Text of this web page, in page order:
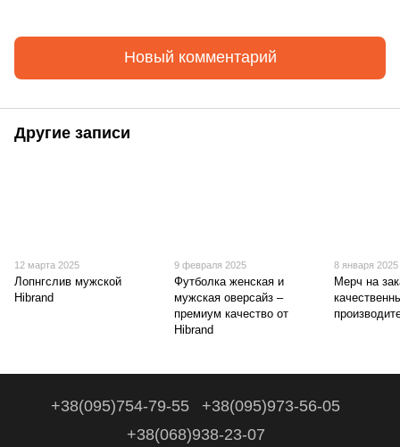
Новый комментарий
Другие записи
12 марта 2025
Лопнгслив мужской
Hibrand
9 февраля 2025
Футболка женская и
мужская оверсайз –
премиум качество от
Hibrand
8 января 2025
Мерч на
+38(095)754-79-55
+38(095)973-56-05
+38(068)938-23-07